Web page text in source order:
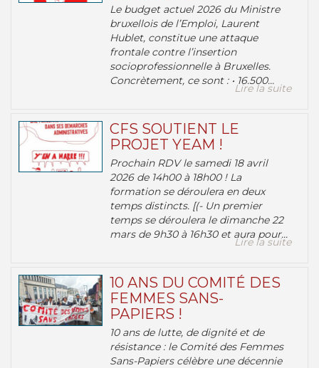
Le budget actuel 2026 du Ministre
bruxellois de l’Emploi, Laurent
Hublet, constitue une attaque
frontale contre l’insertion
socioprofessionnelle à Bruxelles.
Concrètement, ce sont : • 16.500...
Lire la suite
CFS SOUTIENT LE
PROJET YEAM !
Prochain RDV le samedi 18 avril
2026 de 14h00 à 18h00 ! La
formation se déroulera en deux
temps distincts. [(- Un premier
temps se déroulera le dimanche 22
mars de 9h30 à 16h30 et aura pour...
Lire la suite
10 ANS DU COMITÉ DES
FEMMES SANS-
PAPIERS !
10 ans de lutte, de dignité et de
résistance : le Comité des Femmes
Sans-Papiers célèbre une décennie